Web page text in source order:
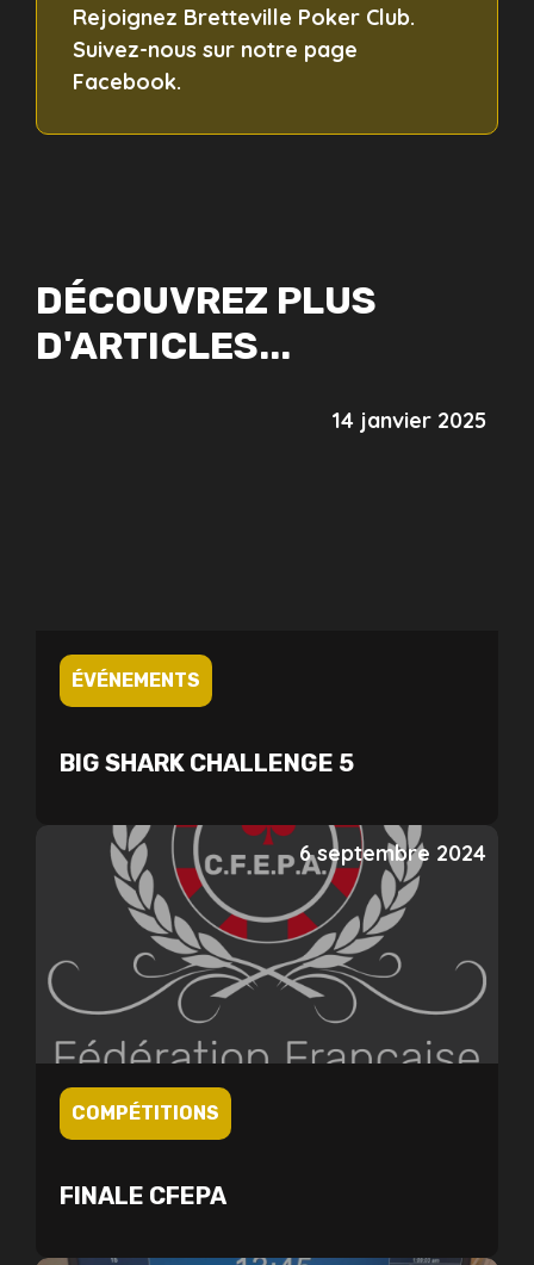
Rejoignez Bretteville Poker Club.
Suivez-nous sur notre page
Facebook.
DÉCOUVREZ PLUS
D'ARTICLES...
14 janvier 2025
ÉVÉNEMENTS
BIG SHARK CHALLENGE 5
6 septembre 2024
COMPÉTITIONS
FINALE CFEPA